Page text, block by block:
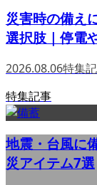
災害時の備え
選択肢｜停電
2026.08.06特集
特集記事
地震・台風に
災アイテム7選